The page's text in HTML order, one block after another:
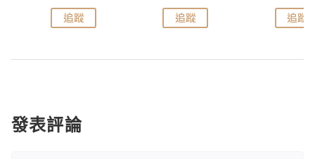
追蹤 追蹤 追蹤
發表評論